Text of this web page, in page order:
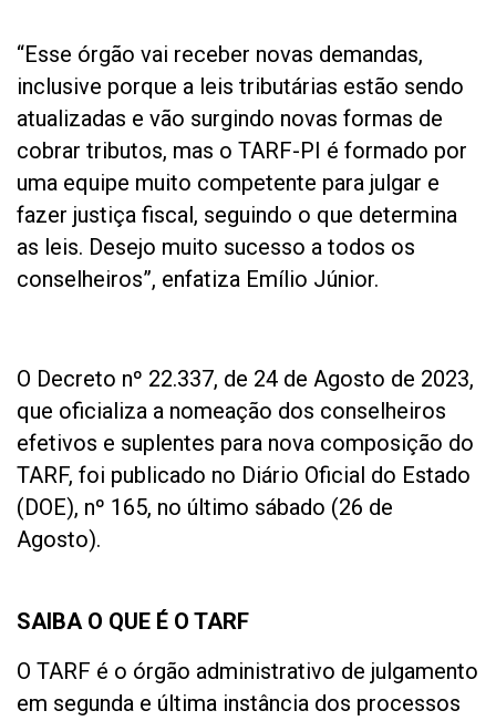
“Esse órgão vai receber novas demandas,
inclusive porque a leis tributárias estão sendo
atualizadas e vão surgindo novas formas de
cobrar tributos, mas o TARF-PI é formado por
uma equipe muito competente para julgar e
fazer justiça fiscal, seguindo o que determina
as leis. Desejo muito sucesso a todos os
conselheiros”, enfatiza Emílio Júnior.
O Decreto nº 22.337, de 24 de Agosto de 2023,
que oficializa a nomeação dos conselheiros
efetivos e suplentes para nova composição do
TARF, foi publicado no Diário Oficial do Estado
(DOE), nº 165, no último sábado (26 de
Agosto).
SAIBA O QUE É O TARF
O TARF é o órgão administrativo de julgamento
em segunda e última instância dos processos